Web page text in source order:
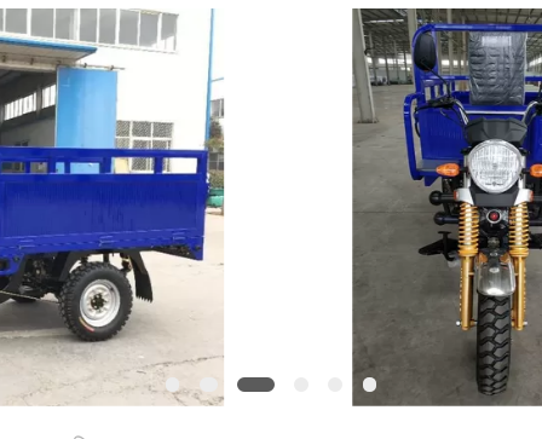
संपर्क
करें
समाचार
एक
उद्धरण
की
विनती